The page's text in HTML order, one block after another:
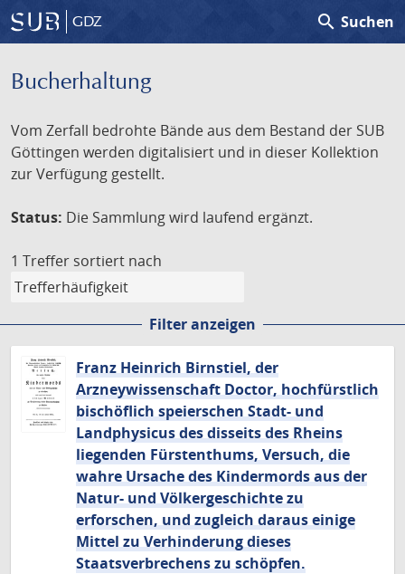
GDZ search Suchen
Bucherhaltung
Vom Zerfall bedrohte Bände aus dem Bestand der SUB
Göttingen werden digitalisiert und in dieser Kollektion
zur Verfügung gestellt.
Status: Die Sammlung wird laufend ergänzt.
1 Treffer sortiert nach
Filter anzeigen
Franz Heinrich Birnstiel, der
Arzneywissenschaft Doctor, hochfürstlich
bischöflich speierschen Stadt- und
Landphysicus des disseits des Rheins
liegenden Fürstenthums, Versuch, die
wahre Ursache des Kindermords aus der
Natur- und Völkergeschichte zu
erforschen, und zugleich daraus einige
Mittel zu Verhinderung dieses
Staatsverbrechens zu schöpfen.